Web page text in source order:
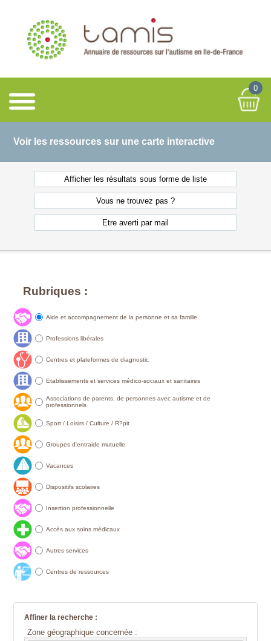
0
Voir les ressources sur une carte interactive
Afficher les résultats sous forme de liste
Vous ne trouvez pas ?
Etre averti par mail
Rubriques :
Aide et accompagnement de la personne et sa famille
Professions libérales
Centres et plateformes de diagnostic
Etablissements et services médico-sociaux et sanitaires
Associations de parents, de personnes avec autisme et de
professionnels
Sport / Loisirs / Culture / R?pit
Groupes d'entraide mutuelle
Vacances
Dispositifs scolaires
Insertion professionnelle
Accès aux soins médicaux
Autres services
Centres de ressources
Affiner la recherche :
Zone géographique concernée :